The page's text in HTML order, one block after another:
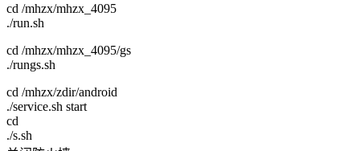
cd /mhzx/mhzx_4095
./run.sh
cd /mhzx/mhzx_4095/gs
./rungs.sh
cd /mhzx/zdir/android
./service.sh start
cd
./s.sh